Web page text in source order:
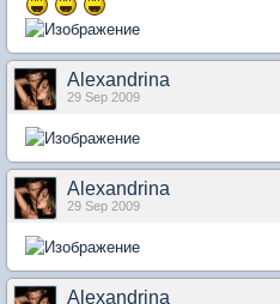
Alexandrina
29 Sep 2009
Alexandrina
29 Sep 2009
Alexandrina